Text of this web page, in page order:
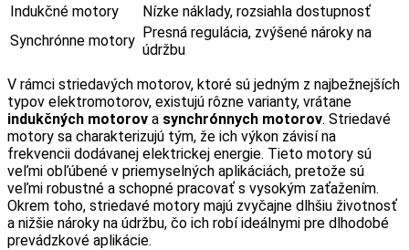
Indukčné motory
Nízke náklady, rozsiahla dostupnosť
Synchrónne motory Presná regulácia, zvýšené nároky na
údržbu
V rámci striedavých motorov, ktoré sú jedným z najbežnejších
typov elektromotorov, existujú rôzne varianty, vrátane
indukčných motorov a synchrónnych motorov. Striedavé
motory sa charakterizujú tým, že ich výkon závisí na
frekvencii dodávanej elektrickej energie. Tieto motory sú
veľmi obľúbené v priemyselných aplikáciách, pretože sú
veľmi robustné a schopné pracovať s vysokým zaťažením.
Okrem toho, striedavé motory majú zvyčajne dlhšiu životnosť
a nižšie nároky na údržbu, čo ich robí ideálnymi pre dlhodobé
prevádzkové aplikácie.